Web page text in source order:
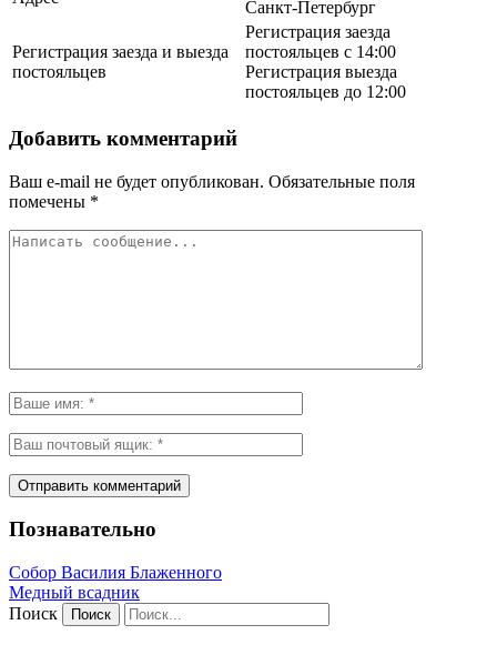
Санкт-Петербург
Регистрация заезда и выезда
постояльцев
Регистрация заезда
постояльцев с 14:00
Регистрация выезда
постояльцев до 12:00
Добавить комментарий
Ваш e-mail не будет опубликован. Обязательные поля
помечены *
Познавательно
Собор Василия Блаженного
Медный всадник
Поиск